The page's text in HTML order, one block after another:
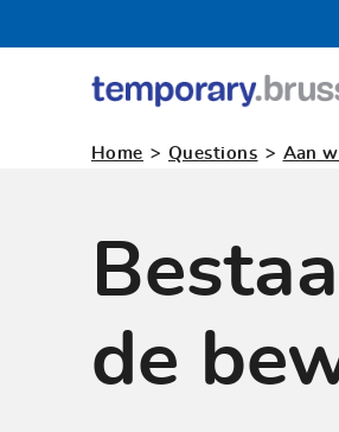
tijdelijk
Home > Questions > Aan
de